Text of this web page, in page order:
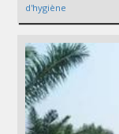
d'hygiène